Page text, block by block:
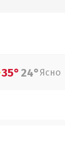
35°24°Ясно